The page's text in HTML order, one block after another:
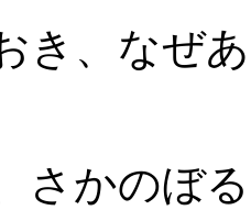
き、なぜ
さかのぼ